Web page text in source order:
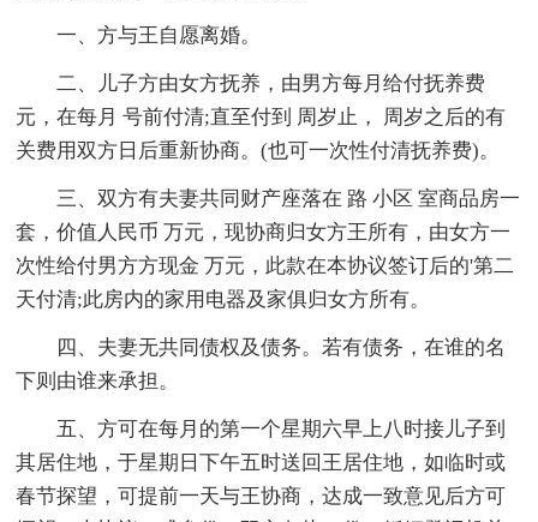
一、方与王自愿离婚。
二、儿子方由女方抚养，由男方每月给付抚养费
元，在每月 号前付清;直至付到 周岁止， 周岁之后的有
关费用双方日后重新协商。(也可一次性付清抚养费)。
三、双方有夫妻共同财产座落在 路 小区 室商品房一
套，价值人民币 万元，现协商归女方王所有，由女方一
次性给付男方方现金 万元，此款在本协议签订后的'第二
天付清;此房内的家用电器及家俱归女方所有。
四、夫妻无共同债权及债务。若有债务，在谁的名
下则由谁来承担。
五、方可在每月的第一个星期六早上八时接儿子到
其居住地，于星期日下午五时送回王居住地，如临时或
春节探望，可提前一天与王协商，达成一致意见后方可